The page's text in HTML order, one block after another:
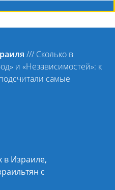
/// Сколько в
и «Независимостей»: к
самые
в Израиле,
с